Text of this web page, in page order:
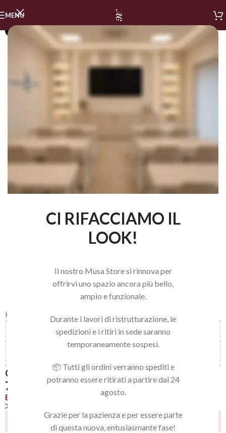
CI RIFACCIAMO IL
LOOK!
Il nostro Musa Store si rinnova per
offrirvi uno spazio ancora più bello,
ampio e funzionale.
Durante i lavori di ristrutturazione, le
spedizioni e i ritiri in sede saranno
temporaneamente sospesi.
📦 Tutti gli ordini verranno spediti e
potranno essere ritirati a partire dal 24
agosto.
Grazie per la pazienza e per essere parte
di questa nuova, entusiasmante fase!
MENU
Home LINEA NAILS / GEL POLISH GEL POLISH
150,00€al carrello e ottieni la spedizione
GEL POLISH 082
7,92
Esaurito
Persone che guardano questo prodotto ora!